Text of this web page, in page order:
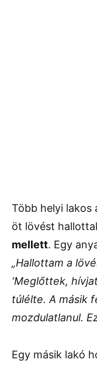
Több helyi lakos
öt lövést
mellett. Egy
„Hallottam a
‘Meglőttek,
túlélte. A másik
mozdulatlanul.
Egy másik lakó